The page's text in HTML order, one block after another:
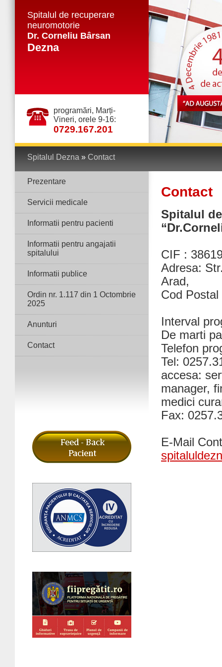
Spitalul de recuperare
neuromotorie
Dr. Corneliu Bârsan
Dezna
programări, Marți-
Vineri, orele 9-16:
0729.167.201
Spitalul Dezna » Contact
Prezentare
Servicii medicale
Informatii pentru pacienti
Informatii pentru angajatii
spitalului
Informatii publice
Ordin nr. 1.117 din 1 Octombrie
2025
Anunturi
Contact
Contact
Spitalul
CIF :
Adresa:
Arad,
Cod Postal
Interval
De marti
Telefon
Tel:
accesa:
manager,
medici
Fax:
E-Mail